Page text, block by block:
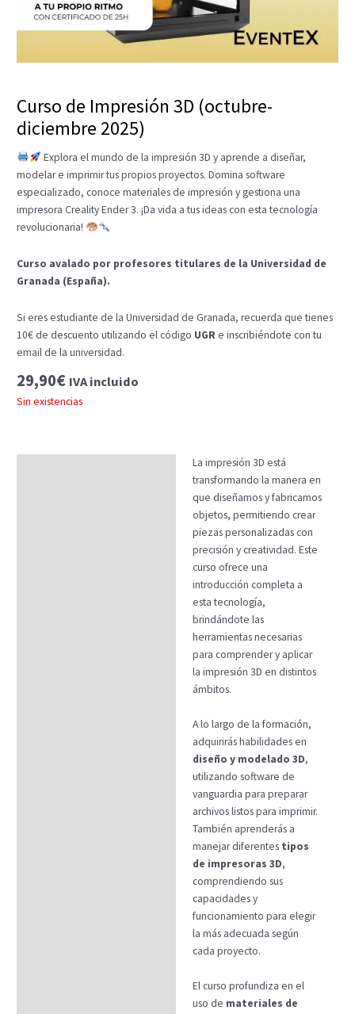
Curso de Impresión 3D (octubre-
diciembre 2025)
Explora el mundo de la impresión 3D y aprende a diseñar,
modelar e imprimir tus propios proyectos. Domina software
especializado, conoce materiales de impresión y gestiona una
impresora Creality Ender 3. ¡Da vida a tus ideas con esta tecnología
revolucionaria!
Curso avalado por profesores titulares de la Universidad de
Granada (España).
Si eres estudiante de la Universidad de Granada, recuerda que tienes
10€ de descuento utilizando el código UGRe inscribiéndote con tu
email de la universidad.
29,90€ IVA incluido
Sin existencias
La impresión 3D está
transformando la manera en
que diseñamos y fabricamos
objetos, permitiendo crear
piezas personalizadas con
precisión y creatividad. Este
curso ofrece una
introducción completa a
esta tecnología,
brindándote las
herramientas necesarias
para comprender y aplicar
la impresión 3D en distintos
ámbitos.
A lo largo de la formación,
adquirirás habilidades en
diseño y modelado 3D,
utilizando software de
vanguardia para preparar
archivos listos para imprimir.
También aprenderás a
manejar diferentes tipos
de impresoras 3D,
comprendiendo sus
capacidades y
funcionamiento para elegir
la más adecuada según
cada proyecto.
El curso profundiza en el
uso de materiales de